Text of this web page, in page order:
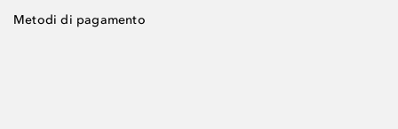
Metodi di pagamento